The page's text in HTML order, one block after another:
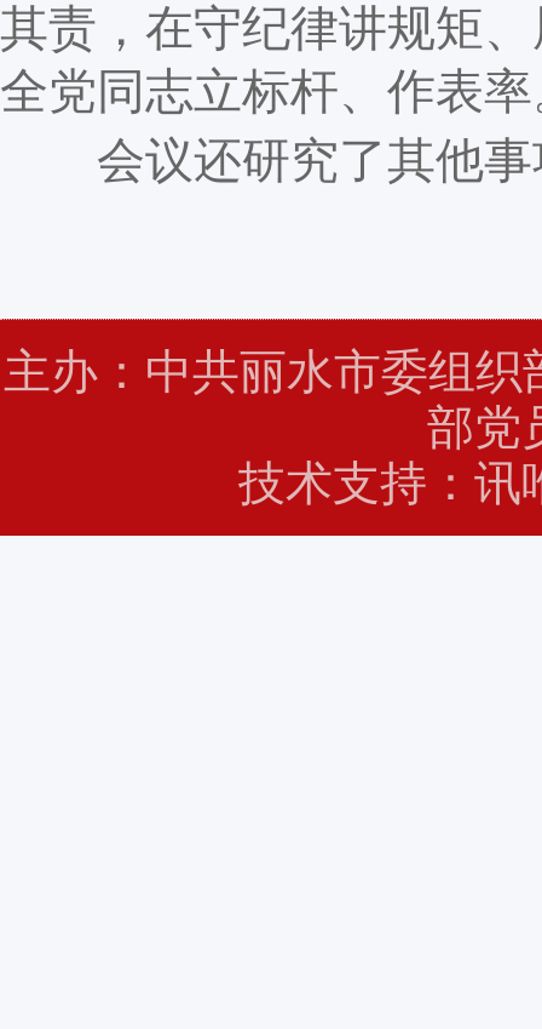
其责，在守纪律讲规矩
全党同志立标杆、作表
会议还研究了其他事
主办：中共丽水市委组
部党
技术支持：讯